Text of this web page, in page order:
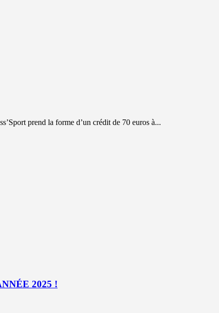
prend la forme d’un crédit de 70 euros à...
2025 !